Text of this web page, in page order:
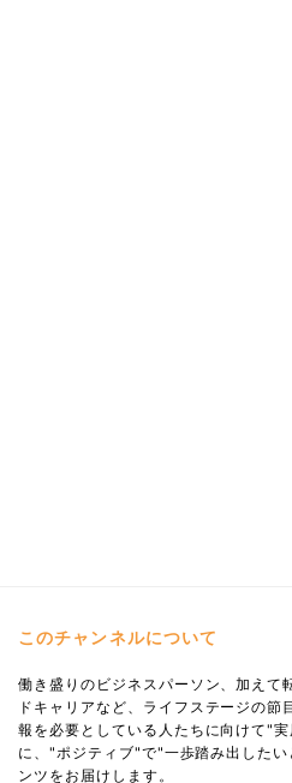
このチャンネルについて
働き盛りのビジネスパーソン、加えて
ドキャリアなど、ライフステージの
報を必要としている人たちに向けて"
に、"ポジティブ"で"一歩踏み出した
ンツをお届けします。